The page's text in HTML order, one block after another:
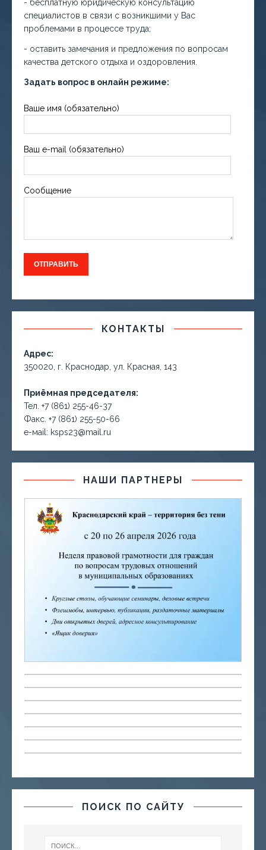
- бесплатную юридическую консультацию
специалистов в связи с возникшими у Вас
проблемами в процессе труда;
- оставить замечания и предложения по вопросам
качества детского отдыха и оздоровления.
Задать вопрос в онлайн режиме:
Ваше имя (обязательно)
Ваш e-mail (обязательно)
Сообщение
КОНТАКТЫ
Адрес:
350020, г. Краснодар, ул. Красная, 143
Приёмная председателя:
Тел. +7 (861) 255-46-37
Факс. +7 (861) 255-50-66
е-маil: ksps23@mail.ru
НАШИ ПАРТНЕРЫ
ПОИСК ПО САЙТУ